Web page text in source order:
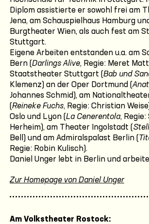
Diplom assistierte er sowohl frei am
Jena, am Schauspielhaus Hamburg
Burgtheater Wien, als auch fest am
Stuttgart.
Eigene Arbeiten entstanden u.a. am
Bern (Darlings Alive, Regie: Meret
Staatstheater Stuttgart (Bab und
Klemenz) an der Oper Dortmund (
Johannes Schmid), am
(Reineke Fuchs, Regie: Christian
Oslo und Lyon (La Cenerentola,
Herheim), am Theater Ingolstadt (
Bell) und am Admiralspalast Berlin (
Regie: Robin Kulisch).
Daniel Unger lebt in Berlin und
Zur Homepage von Daniel Unger
Am Volkstheater Rostock: